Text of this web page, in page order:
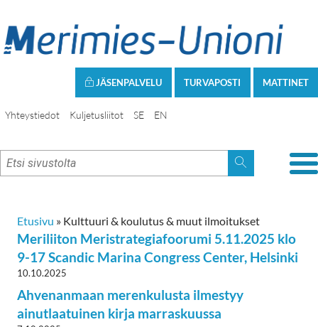
MATTINET
TURVAPOSTI
JÄSENPALVELU
Yhteystiedot Kuljetusliitot SE EN
Etusivu » Kulttuuri & koulutus & muut ilmoitukset
Meriliiton Meristrategiafoorumi 5.11.2025 klo
9-17 Scandic Marina Congress Center, Helsinki
10.10.2025
Ahvenanmaan merenkulusta ilmestyy
ainutlaatuinen kirja marraskuussa